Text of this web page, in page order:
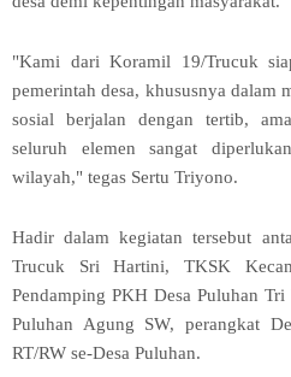
"Kami dari Koramil 19/Trucuk
pemerintah desa, khususnya dalam
sosial berjalan dengan tertib,
seluruh elemen sangat
wilayah," tegas Sertu Triyono.
Hadir dalam kegiatan tersebut
Trucuk Sri Hartini, TKSK
Pendamping PKH Desa Puluhan
Puluhan Agung SW, perangkat
RT/RW se-Desa Puluhan.